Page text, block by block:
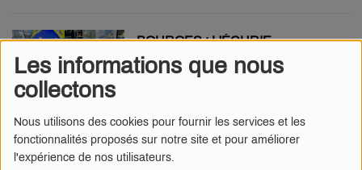
Les informations que nous
collectons
Nous utilisons des cookies pour fournir les services et les
fonctionnalités proposés sur notre site et pour améliorer
l'expérience de nos utilisateurs.
BOURGES : L'ÉCURIE
SIGNATURE ORGANISE UN «
VIDE-ATELIER » À AVARICUM
COLÈRE DES AGRICULTEURS :
UNE ACTION PRÉVUE LE 24